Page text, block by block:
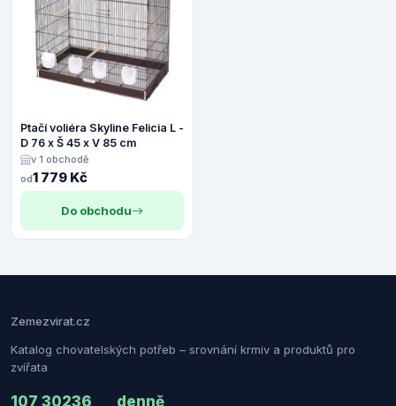
Ptačí voliéra Skyline Felicia L -
D 76 x Š 45 x V 85 cm
v 1 obchodě
od1 779 Kč
Do obchodu
Zemezvirat.cz
Katalog chovatelských potřeb – srovnání krmiv a produktů pro
zvířata
107 30236 denně